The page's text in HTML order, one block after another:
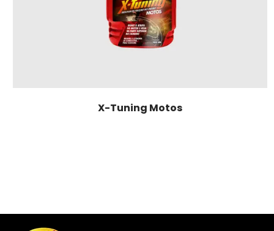
X-Tuning Motos